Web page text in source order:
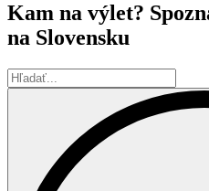
Kam na výlet?
na Slovensku